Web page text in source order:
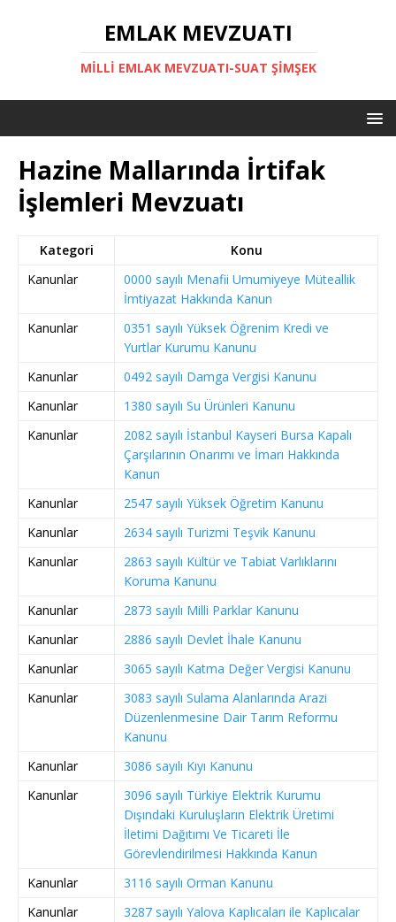
EMLAK MEVZUATI
MILLI EMLAK MEVZUATI-SUAT ŞİMŞEK
Hazine Mallarında İrtifak
İşlemleri Mevzuatı
Kategori
Konu
Kanunlar
0000 sayılı Menafii Umumiyeye Müteallik
İmtiyazat Hakkında Kanun
Kanunlar
0351 sayılı Yüksek Öğrenim Kredi ve
Yurtlar Kurumu Kanunu
Kanunlar
0492 sayılı Damga Vergisi Kanunu
Kanunlar
1380 sayılı Su Ürünleri Kanunu
Kanunlar
2082 sayılı İstanbul Kayseri Bursa Kapalı
Çarşılarının Onarımı ve İmarı Hakkında
Kanun
Kanunlar
2547 sayılı Yüksek Öğretim Kanunu
Kanunlar
2634 sayılı Turizmi Teşvik Kanunu
Kanunlar
2863 sayılı Kültür ve Tabiat Varlıklarını
Koruma Kanunu
Kanunlar
2873 sayılı Milli Parklar Kanunu
Kanunlar
2886 sayılı Devlet İhale Kanunu
Kanunlar
3065 sayılı Katma Değer Vergisi Kanunu
Kanunlar
3083 sayılı Sulama Alanlarında Arazi
Düzenlenmesine Dair Tarım Reformu
Kanunu
Kanunlar
3086 sayılı Kıyı Kanunu
Kanunlar
3096 sayılı Türkiye Elektrik Kurumu
Dışındaki Kuruluşların Elektrik Üretimi
İletimi Dağıtımı Ve Ticareti İle
Görevlendirilmesi Hakkında Kanun
Kanunlar
3116 sayılı Orman Kanunu
Kanunlar
3287 sayılı Yalova Kaplıcaları ile Kaplıcalar